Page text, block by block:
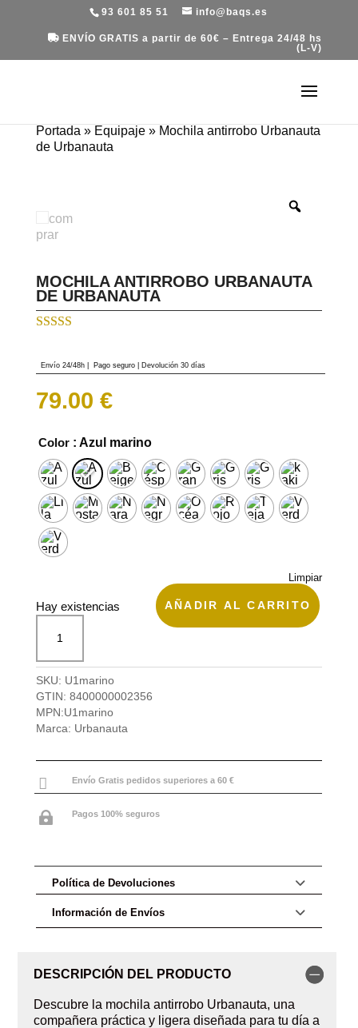
93 601 85 51 info@baqs.es
ENVÍO GRATIS a partir de 60€ – Entrega 24/48 hs
(L-V)
Portada » Equipaje» Mochila antirrobo Urbanauta
de Urbanauta
MOCHILA ANTIRROBO URBANAUTA
DE URBANAUTA
base a
valoración de
un cliente
Envío 24/48h| Pago seguro | Devolución 30 días
79.00 €
Color : Azul marino
Limpiar
Hay existencias
antirrobo
de
Urbanauta
cantidad
AÑADIR AL CARRITO
SKU: U1marino
GTIN: 8400000002356
MPN:U1marino
Marca: Urbanauta
 Envío Gratis pedidos superiores a 60 €
 Pagos 100% seguros
Política de Devoluciones
Información de Envíos
DESCRIPCIÓN DEL PRODUCTO
Descubre la mochila antirrobo Urbanauta, una
compañera práctica y ligera diseñada para tu día a